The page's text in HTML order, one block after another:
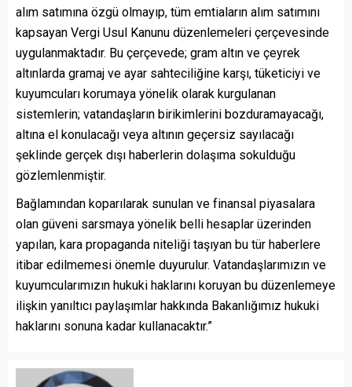
alım satımına özgü olmayıp, tüm emtiaların alım satımını
kapsayan Vergi Usul Kanunu düzenlemeleri çerçevesinde
uygulanmaktadır. Bu çerçevede; gram altın ve çeyrek
altınlarda gramaj ve ayar sahteciliğine karşı, tüketiciyi ve
kuyumcuları korumaya yönelik olarak kurgulanan
sistemlerin; vatandaşların birikimlerini bozduramayacağı,
altına el konulacağı veya altının geçersiz sayılacağı
şeklinde gerçek dışı haberlerin dolaşıma sokulduğu
gözlemlenmiştir.
Bağlamından koparılarak sunulan ve finansal piyasalara
olan güveni sarsmaya yönelik belli hesaplar üzerinden
yapılan, kara propaganda niteliği taşıyan bu tür haberlere
itibar edilmemesi önemle duyurulur. Vatandaşlarımızın ve
kuyumcularımızın hukuki haklarını koruyan bu düzenlemeye
ilişkin yanıltıcı paylaşımlar hakkında Bakanlığımız hukuki
haklarını sonuna kadar kullanacaktır.”